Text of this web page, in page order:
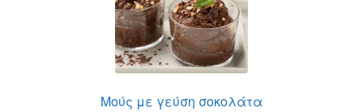
Μούς με γεύση σοκολάτα